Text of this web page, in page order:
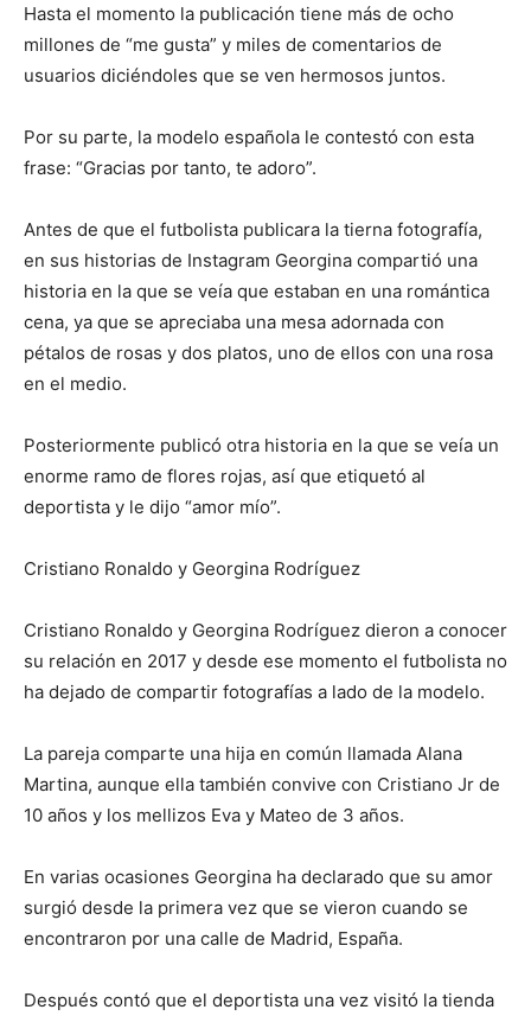
Hasta el momento la publicación tiene más de ocho
millones de “me gusta” y miles de comentarios de
usuarios diciéndoles que se ven hermosos juntos.
Por su parte, la modelo española le contestó con esta
frase: “Gracias por tanto, te adoro”.
Antes de que el futbolista publicara la tierna fotografía,
en sus historias de Instagram Georgina compartió una
historia en la que se veía que estaban en una romántica
cena, ya que se apreciaba una mesa adornada con
pétalos de rosas y dos platos, uno de ellos con una rosa
en el medio.
Posteriormente publicó otra historia en la que se veía un
enorme ramo de flores rojas, así que etiquetó al
deportista y le dijo “amor mío”.
Cristiano Ronaldo y Georgina Rodríguez
Cristiano Ronaldo y Georgina Rodríguez dieron a conocer
su relación en 2017 y desde ese momento el futbolista no
ha dejado de compartir fotografías a lado de la modelo.
La pareja comparte una hija en común llamada Alana
Martina, aunque ella también convive con Cristiano Jr de
10 años y los mellizos Eva y Mateo de 3 años.
En varias ocasiones Georgina ha declarado que su amor
surgió desde la primera vez que se vieron cuando se
encontraron por una calle de Madrid, España.
Después contó que el deportista una vez visitó la tienda